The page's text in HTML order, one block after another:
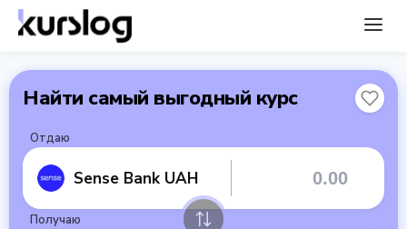
Найти самый выгодный курс
Отдаю
Sense Bank UAH
Получаю